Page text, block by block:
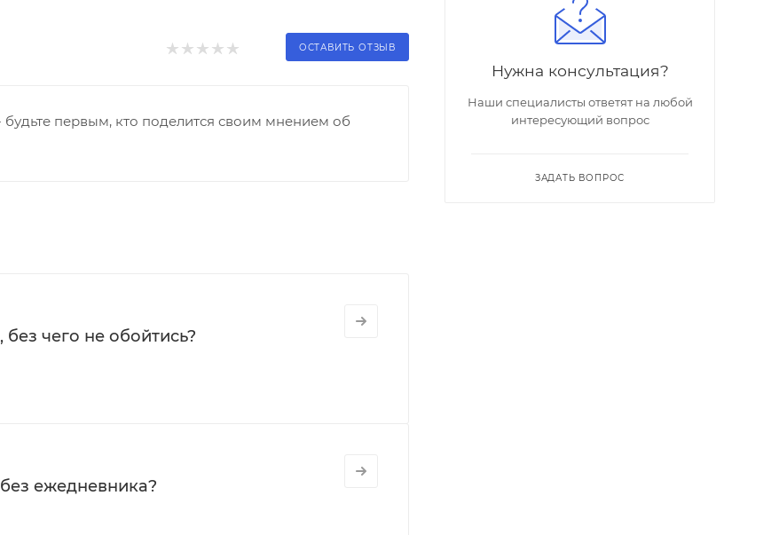
ОСТАВИТЬ ОТЗЫВ
первым, кто поделится своим мнением об
чего не обойтись?
ежедневника?
Нужна консультация?
Наши специалисты ответят на любой
интересующий вопрос
ЗАДАТЬ ВОПРОС